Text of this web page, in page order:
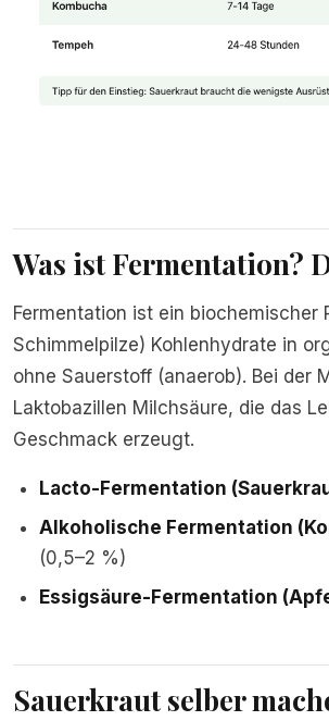
Was ist Fermentation?
Fermentation ist ein biochemischer
Schimmelpilze) Kohlenhydrate in
ohne Sauerstoff (anaerob). Bei der
Laktobazillen Milchsäure, die das
Geschmack erzeugt.
Lacto-Fermentation
Alkoholische Fermentation
(0,5–2 %)
Essigsäure-Fermentation
Sauerkraut selber